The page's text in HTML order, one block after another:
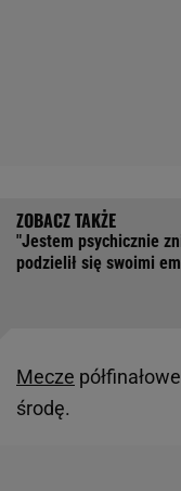
"Jestem psychicznie
podzielił się swoimi
Mecze
środę.